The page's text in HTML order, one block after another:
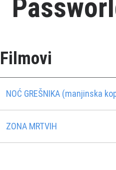
Filmovi
NOĆ GREŠNIKA (manjinska
ZONA MRTVIH